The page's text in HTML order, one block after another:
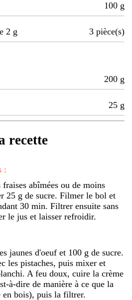
100 g
2 g 3 pièce(s)
200 g
25 g
recette
:
abîmées ou de moins
25 g de sucre. Filmer le bol et
30 min. Filtrer ensuite sans
le jus et laisser refroidir.
jaunes d'oeuf et 100 g de sucre.
les pistaches, puis mixer et
A feu doux, cuire la crème
à-dire de manière à ce que la
en bois), puis la filtrer.